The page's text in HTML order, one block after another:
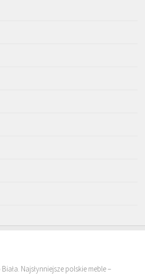
Najsłynniejsze polskie meble –